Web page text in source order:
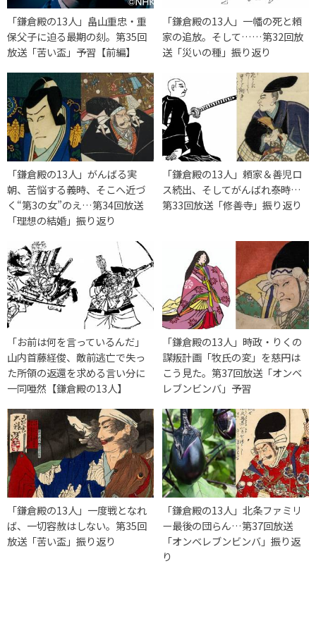
「鎌倉殿の13人」畠山重忠・重
保父子に迫る最期の刻。第35回
放送「苦い盃」予習【前編】
「鎌倉殿の13人」一幡の死と頼
家の追放。そして……第32回放
送「災いの種」振り返り
「鎌倉殿の13人」がんばる実
朝、苦悩する義時、そこへ近づ
く“第3の女”のえ…第34回放送
「理想の結婚」振り返り
「鎌倉殿の13人」頼家＆善児ロ
ス続出、そしてがんばれ泰時…
第33回放送「修善寺」振り返り
「お前は何を言っているんだ」
山内首藤経俊、敵前逃亡で失っ
た所領の返還を求める言い分に
一同唖然【鎌倉殿の13人】
「鎌倉殿の13人」時政・りくの
謀叛計画「牧氏の変」を慈円は
こう見た。第37回放送「オンベ
レブンビンバ」予習
「鎌倉殿の13人」一度戦となれ
ば、一切容赦はしない。第35回
放送「苦い盃」振り返り
「鎌倉殿の13人」北条ファミリ
ー最後の団らん…第37回放送
「オンベレブンビンバ」振り返
り